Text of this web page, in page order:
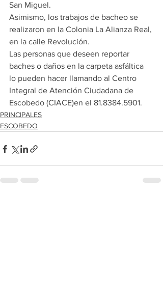
San Miguel.
Asimismo, los trabajos de bacheo se
realizaron en la Colonia La Alianza Real,
en la calle Revolución.
Las personas que deseen reportar
baches o daños en la carpeta asfáltica
lo pueden hacer llamando al Centro
Integral de Atención Ciudadana de
Escobedo (CIACE)en el 81.8384.5901.
PRINCIPALES
ESCOBEDO